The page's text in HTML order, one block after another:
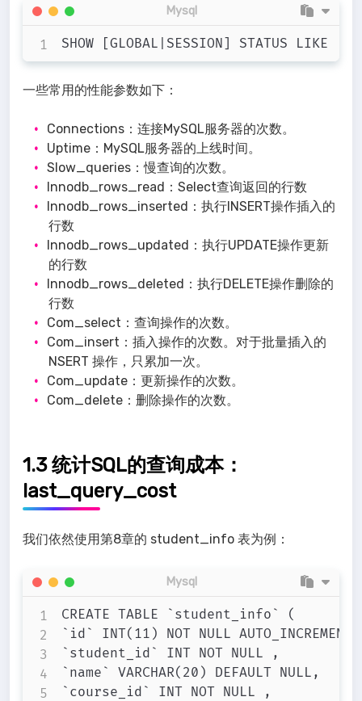
Mysql
一些常用的性能参数如下：
Connections：连接MySQL服务器的次数。
Uptime：MySQL服务器的上线时间。
Slow_queries：慢查询的次数。
Innodb_rows_read：Select查询返回的行数
Innodb_rows_inserted：执行INSERT操作插入的
行数
Innodb_rows_updated：执行UPDATE操作更新
的行数
Innodb_rows_deleted：执行DELETE操作删除的
行数
Com_select：查询操作的次数。
Com_insert：插入操作的次数。对于批量插入的
NSERT 操作，只累加一次。
Com_update：更新操作的次数。
Com_delete：删除操作的次数。
1.3 统计SQL的查询成本：
last_query_cost
我们依然使用第8章的 student_info 表为例：
CREATE TABLE `student_info` (
`id` INT(11) NOT NULL AUTO_INCREMENT,
`student_id` INT NOT NULL ,
`name` VARCHAR(20) DEFAULT NULL,
`course_id` INT NOT NULL ,
Mysql